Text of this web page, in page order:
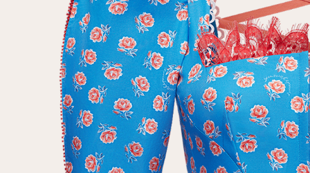
Электронная почта
Пароль
Повтор пароля